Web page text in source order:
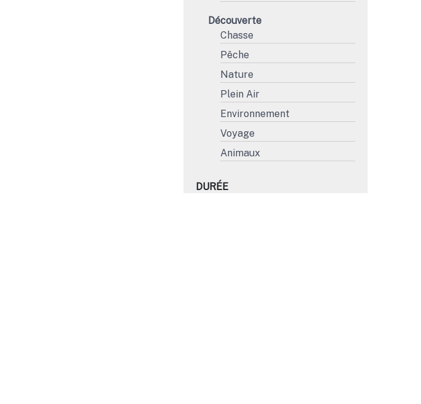
Découverte
Chasse
Pêche
Nature
Plein Air
Environnement
Voyage
Animaux
DURÉE